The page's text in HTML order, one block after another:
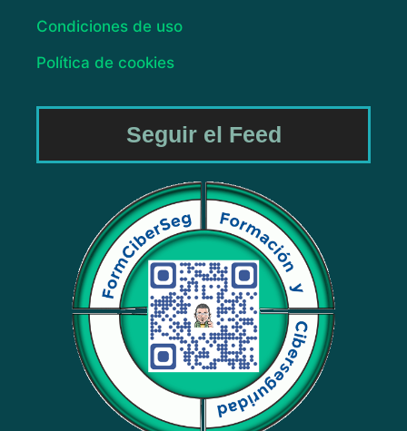
Condiciones de uso
Política de cookies
Seguir el Feed